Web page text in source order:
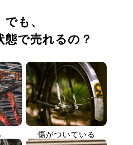
でも、
態で売れるの？
傷がついている